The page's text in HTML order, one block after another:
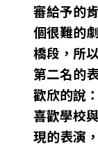
審給予的
個很難的
橋段，所
第二名的
歡欣的說
喜歡學校
現的表演